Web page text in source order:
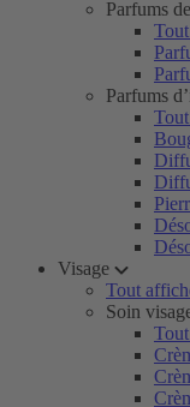
Parfums
Parfums
Visage
Tout
Soin